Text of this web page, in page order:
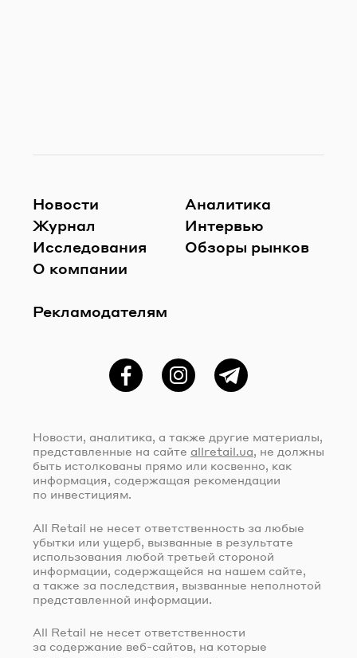
Новости
Журнал
Исследования
О компании
Рекламодателям
Аналитика
Интервью
Обзоры рынков
ФейсбукInstagramTelegram
Новости, аналитика, а также другие материалы,
представленные на сайте allretail.ua, не должны
быть истолкованы прямо или косвенно, как
информация, содержащая рекомендации
по инвестициям.
All Retail не несет ответственность за любые
убытки или ущерб, вызванные в результате
использования любой третьей стороной
информации, содержащейся на нашем сайте,
а также за последствия, вызванные неполнотой
представленной информации.
All Retail не несет ответственности
за содержание веб-сайтов, на которые